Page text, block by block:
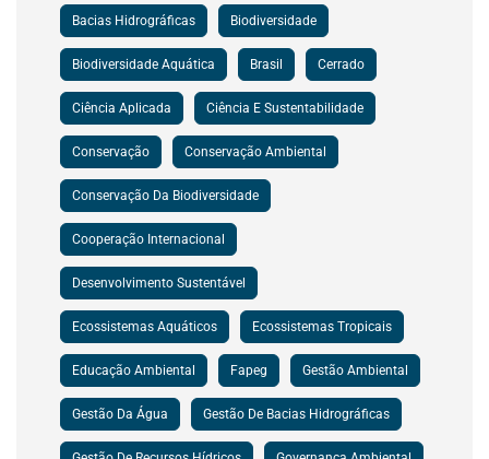
Bacias Hidrográficas Biodiversidade
Biodiversidade Aquática Brasil Cerrado
Ciência Aplicada Ciência E Sustentabilidade
Conservação Conservação Ambiental
Conservação Da Biodiversidade
Cooperação Internacional
Desenvolvimento Sustentável
Ecossistemas Aquáticos Ecossistemas Tropicais
Educação Ambiental Fapeg Gestão Ambiental
Gestão Da Água Gestão De Bacias Hidrográficas